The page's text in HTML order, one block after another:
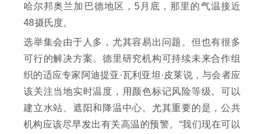
哈尔邦奥兰加巴德地区，5月底，那里的气温接近
48摄氏度。
选举集会由于人多，尤其容易出问题。但也有很多
可行的解决方案。德里研究机构可持续未来合作组
织的适应专家阿迪提亚·瓦利亚坦·皮莱说，与会者应
该关注当地实时温度，用颜色标记风险等级。可以
建立水站、遮阳和降温中心。尤其重要的是，公共
机构应该尽早发出有关高温的预警。“我们现在可以